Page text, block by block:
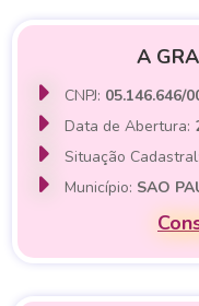
A
CNPJ: 05.146.646/
Data de Abertura:
Situação Cadastral:
Município: SAO